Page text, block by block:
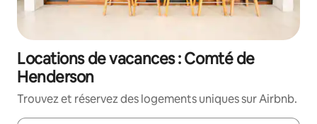
Locations de vacances : Comté de
Henderson
Trouvez et réservez des logements uniques sur Airbnb.